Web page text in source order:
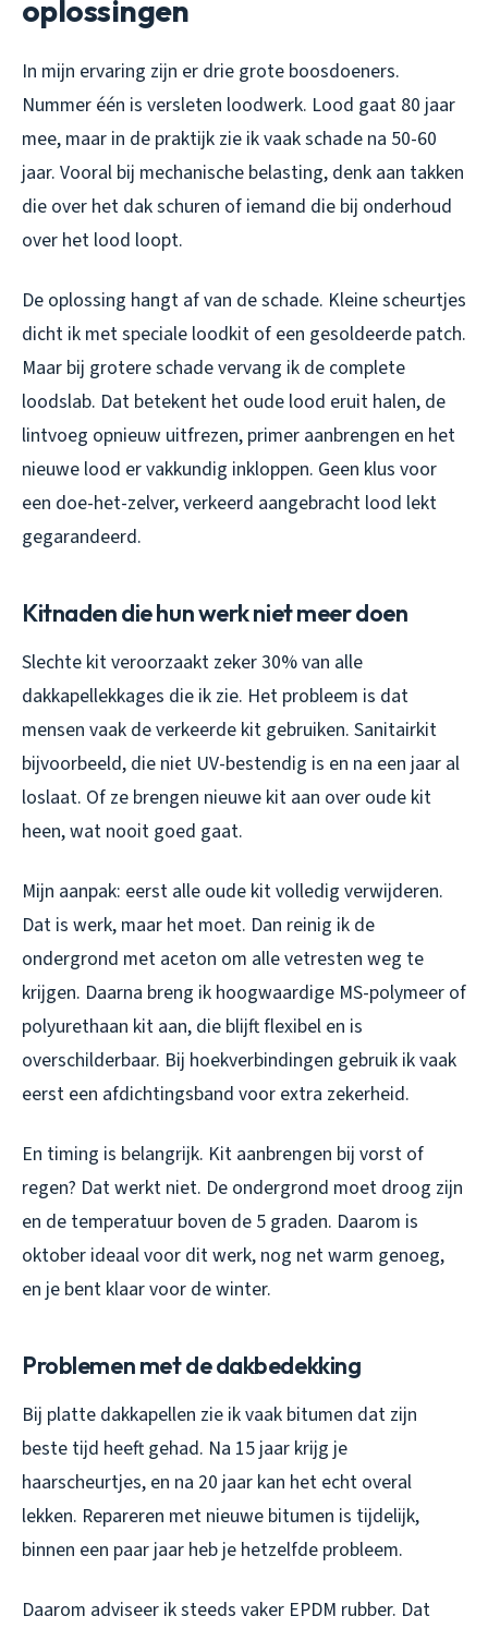
oplossingen
In mijn ervaring zijn er drie grote boosdoeners.
Nummer één is versleten loodwerk. Lood gaat 80 jaar
mee, maar in de praktijk zie ik vaak schade na 50-60
jaar. Vooral bij mechanische belasting, denk aan takken
die over het dak schuren of iemand die bij onderhoud
over het lood loopt.
De oplossing hangt af van de schade. Kleine scheurtjes
dicht ik met speciale loodkit of een gesoldeerde patch.
Maar bij grotere schade vervang ik de complete
loodslab. Dat betekent het oude lood eruit halen, de
lintvoeg opnieuw uitfrezen, primer aanbrengen en het
nieuwe lood er vakkundig inkloppen. Geen klus voor
een doe-het-zelver, verkeerd aangebracht lood lekt
gegarandeerd.
Kitnaden die hun werk niet meer doen
Slechte kit veroorzaakt zeker 30% van alle
dakkapellekkages die ik zie. Het probleem is dat
mensen vaak de verkeerde kit gebruiken. Sanitairkit
bijvoorbeeld, die niet UV-bestendig is en na een jaar al
loslaat. Of ze brengen nieuwe kit aan over oude kit
heen, wat nooit goed gaat.
Mijn aanpak: eerst alle oude kit volledig verwijderen.
Dat is werk, maar het moet. Dan reinig ik de
ondergrond met aceton om alle vetresten weg te
krijgen. Daarna breng ik hoogwaardige MS-polymeer of
polyurethaan kit aan, die blijft flexibel en is
overschilderbaar. Bij hoekverbindingen gebruik ik vaak
eerst een afdichtingsband voor extra zekerheid.
En timing is belangrijk. Kit aanbrengen bij vorst of
regen? Dat werkt niet. De ondergrond moet droog zijn
en de temperatuur boven de 5 graden. Daarom is
oktober ideaal voor dit werk, nog net warm genoeg,
en je bent klaar voor de winter.
Problemen met de dakbedekking
Bij platte dakkapellen zie ik vaak bitumen dat zijn
beste tijd heeft gehad. Na 15 jaar krijg je
haarscheurtjes, en na 20 jaar kan het echt overal
lekken. Repareren met nieuwe bitumen is tijdelijk,
binnen een paar jaar heb je hetzelfde probleem.
Daarom adviseer ik steeds vaker EPDM rubber. Dat